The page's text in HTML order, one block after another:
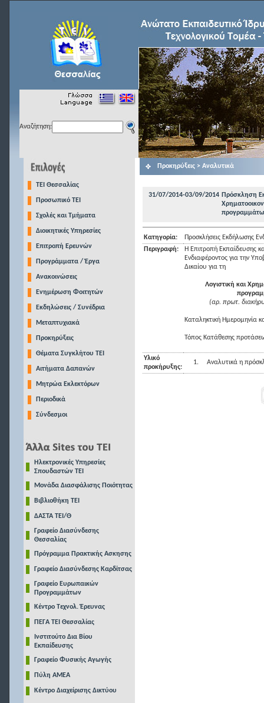
Αναζήτηση:
TEI Θεσσαλίας
Προσωπικό ΤΕΙ
Σχολές και Τμήματα
Διοικητικές Υπηρεσίες
Επιτροπή Ερευνών
Προγράμματα / Έργα
Ανακοινώσεις
Ενημέρωση Φοιτητών
Εκδηλώσεις / Συνέδρια
Μεταπτυχιακά
Προκηρύξεις
Θέματα Συγκλήτου ΤΕΙ
Αιτήματα Δαπανών
Μητρώα Εκλεκτόρων
Περιοδικά
Σύνδεσμοι
Ηλεκτρονικές Υπηρεσίες
Σπουδαστών ΤΕΙ
Μονάδα Διασφάλισης Ποιότητας
Βιβλιοθήκη ΤΕΙ
ΔΑΣΤΑ ΤΕΙ/Θ
Γραφείο Διασύνδεσης
Θεσσαλίας
Πρόγραμμα Πρακτικής Ασκησης
Γραφείο Διασύνδεσης Καρδίτσας
Γραφείο Ευρωπαικών
Προγραμμάτων
Κέντρο Τεχνολ. Έρευνας
ΠΕΓΑ ΤΕΙ Θεσσαλίας
Ινστιτούτο Δια Βίου
Εκπαίδευσης
Γραφείο Φυσικής Αγωγής
Πύλη ΑΜΕΑ
Κέντρο Διαχείρισης Δικτύου
Προκηρύξεις > Αναλυτικά
31/07/2014-03/09/2014 Πρόσκληση
Κατηγορία:
Προσκλήσεις Εκδήλωσης
Περιγραφή:
Η Επιτροπή Εκπαίδευσης
Ενδιαφέροντος για την
Δικαίου για τη
Λογιστική και
(αρ. πρωτ.
Καταληκτική Ημερομηνία
Τόπος Κατάθεσης
Υλικό
προκήρυξης:
1. Αναλυτικά η